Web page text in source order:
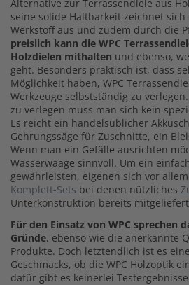
Alternative zur Terrassendiele aus
seine solide Haltbarkeit zeichnet
Werkstoff aus und zudem durch die
preislich kann die WPC
Holzdielen mithalten und ebenso,
geht. Besonders praktisch ist, dass
Möglichkeit haben, WPC
Werkzeuge selbstständig zu
zu verlegen muss man sich kein
Es reicht ein handelsüblicher
Gehrungssäge für Zuschnitte, ein
Wenn man ein Gefälle ausrichten
Wasserwaage sinnvoll. Um ein
gewährleisten, eigenen sich vor
Komplett-Sets bei denen nützliches
Unterkonstruktion bereits
Für den Einsatz von WPC sprechen
Gründe, ebenso wie die anerkannte
Produkte. Doch letztendlich ist es
Geschmacks, ob die WPC Holzoptik
dafür gibt es keinerlei